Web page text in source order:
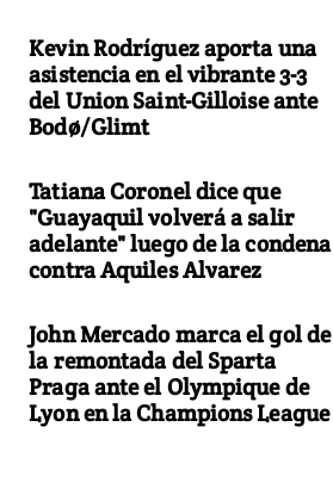
Kevin Rodríguez aporta una
asistencia en el vibrante 3-3
del Union Saint-Gilloise ante
Bodø/Glimt
Tatiana Coronel dice que
"Guayaquil volverá a salir
adelante" luego de la condena
contra Aquiles Alvarez
John Mercado marca el gol de
la remontada del Sparta
Praga ante el Olympique de
Lyon en la Champions League